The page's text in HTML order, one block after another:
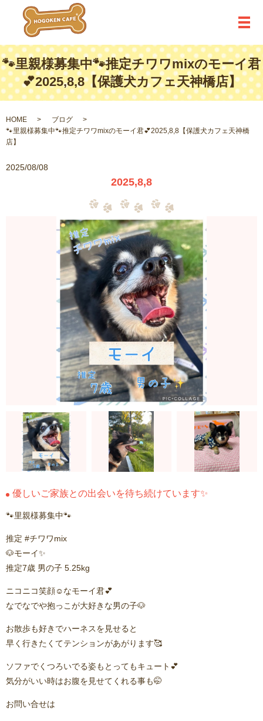
メ
🐾里親様募集中🐾推定チワワmixのモーイ君
💕2025,8,8【保護犬カフェ天神橋店】
HOME
ブログ
🐾里親様募集中🐾推定チワワmixのモーイ君💕2025,8,8【保護犬カフェ天神橋
店】
2025/08/08
2025,8,8
優しいご家族との出会いを待ち続けています✨
🐾里親様募集中🐾
推定 #チワワmix
🐶モーイ✨️
推定7歳 男の子 5.25kg
ニコニコ笑顔☺️なモーイ君💕
なでなでや抱っこが大好きな男の子🐶
お散歩も好きでハーネスを見せると
早く行きたくてテンションがあがります🥰
ソファでくつろいでる姿もとってもキュート💕
気分がいい時はお腹を見せてくれる事も🤭
お問い合せは